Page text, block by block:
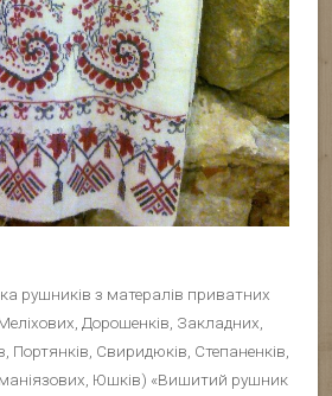
рушників з матералів приватних
Дорошенків, Закладних,
Портянків, Свиридюків, Степаненків,
Юшків) «Вишитий рушник